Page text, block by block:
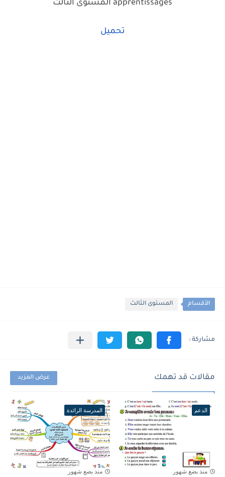
apprentissages المستوى الثالث
تحميل
الأقسام المستوى الثالث
مقالات قد تهمك عرض المزيد
الدعم
منذ بضع شهور
المدرسة الرائدة
منذ بضع شهور